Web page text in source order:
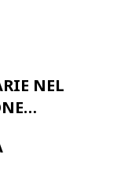
NEL